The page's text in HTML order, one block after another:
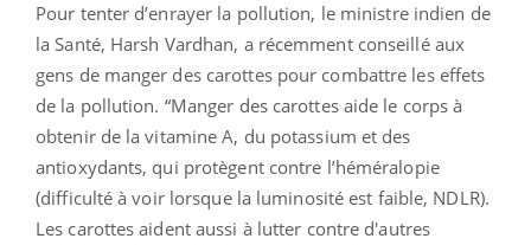
Pour tenter d’enrayer la pollution, le ministre indien de
la Santé, Harsh Vardhan, a récemment conseillé aux
gens de manger des carottes pour combattre les effets
de la pollution. “Manger des carottes aide le corps à
obtenir de la vitamine A, du potassium et des
antioxydants, qui protègent contre l’héméralopie
(difficulté à voir lorsque la luminosité est faible, NDLR).
Les carottes aident aussi à lutter contre d'autres